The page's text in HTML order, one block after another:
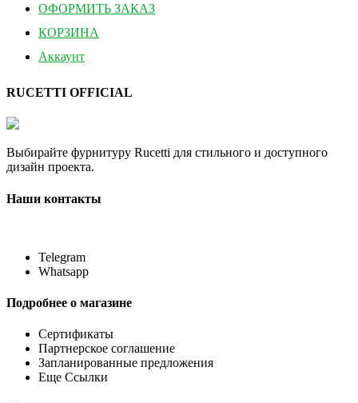
ОФОРМИТЬ ЗАКАЗ
КОРЗИНА
Аккаунт
RUCETTI OFFICIAL
Выбирайте фурнитуру Rucetti для стильного и доступного
дизайн проекта.
Наши контакты
Telegram
Whatsapp
Подробнее о магазине
Сертификаты
Партнерское соглашение
Запланированные предложения
Еще Ссылки